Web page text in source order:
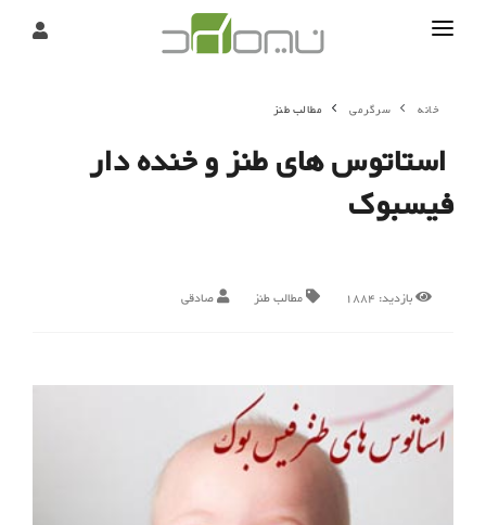
درباره
تحریریه
خانه سرگرمی مطالب طنز
استاتوس های طنز و خنده دار
فیسبوک
بازدید: 1884 مطالب طنز صادقی